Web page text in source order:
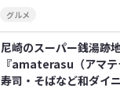
グルメ
尼崎のスーパー銭湯跡
『amaterasu（アマテ
寿司・そばなど和ダイ